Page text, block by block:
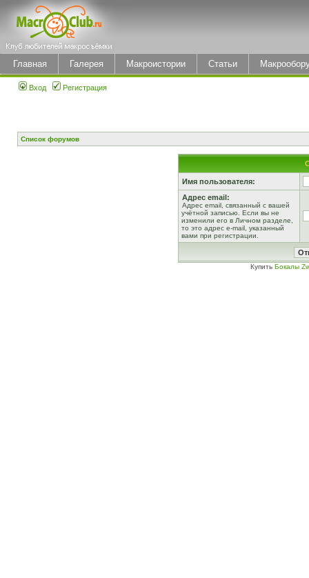
Главная Галерея Макроистории Статьи
Вход Регистрация
Список форумов
Имя пользователя:
Адрес email:
Адрес email, связанный с вашей
учётной записью. Если вы не
изменили его в Личном разделе,
то это адрес e-mail, указанный
вами при регистрации.
Купить Бокалы